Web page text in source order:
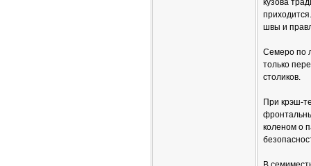
кузова
швы и
Семеро по
только
столиков.
При крэш-
коленом о